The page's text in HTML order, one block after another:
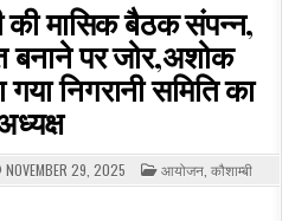
की मासिक बैठक संपन्न,
पर जोर,अशोक
गया निगरानी समिति का
NOVEMBER 29, 2025 POSTED
IN
आयोजन कौशाम्बी